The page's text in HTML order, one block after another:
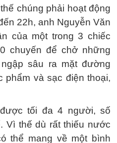
chúng phải hoạt động
22h, anh Nguyễn Văn
của một trong 3 chiếc
chuyến để chở những
sâu ra mặt đường
phẩm và sạc điện thoại,
tối đa 4 người, số
Vì thế dù rất thiếu nước
thể mang về một bình